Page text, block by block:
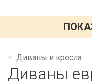
Диваны и кресла
Диваны